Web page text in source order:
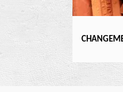
DE TOITURE ET TUILE 17